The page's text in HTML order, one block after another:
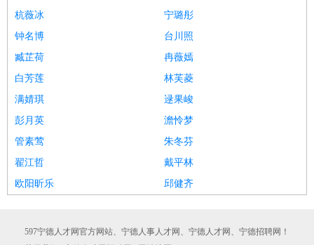
杭薇冰
宁璐彤
钟名博
台川照
臧芷荷
冉薇嫣
白芳莲
林芙菱
满婧琪
逯果峻
彭月英
澹怜梦
管素莺
朱冬芬
翟江哲
戴平林
欧阳昕乐
邱健齐
597宁德人才网官方网站、宁德人事人才网、宁德人才网、宁德招聘网！